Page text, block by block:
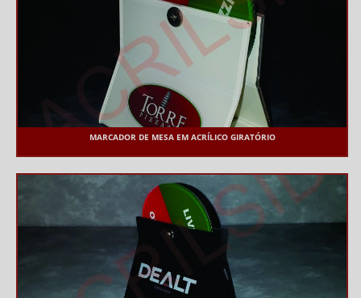
MARCADOR DE MESA EM ACRÍLICO GIRATÓRIO